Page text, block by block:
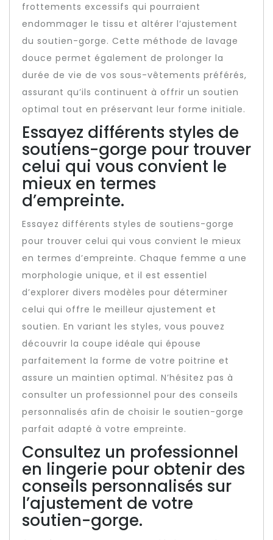
frottements excessifs qui pourraient
endommager le tissu et altérer l’ajustement
du soutien-gorge. Cette méthode de lavage
douce permet également de prolonger la
durée de vie de vos sous-vêtements préférés,
assurant qu’ils continuent à offrir un soutien
optimal tout en préservant leur forme initiale.
Essayez différents styles de
soutiens-gorge pour trouver
celui qui vous convient le
mieux en termes
d’empreinte.
Essayez différents styles de soutiens-gorge
pour trouver celui qui vous convient le mieux
en termes d’empreinte. Chaque femme a une
morphologie unique, et il est essentiel
d’explorer divers modèles pour déterminer
celui qui offre le meilleur ajustement et
soutien. En variant les styles, vous pouvez
découvrir la coupe idéale qui épouse
parfaitement la forme de votre poitrine et
assure un maintien optimal. N’hésitez pas à
consulter un professionnel pour des conseils
personnalisés afin de choisir le soutien-gorge
parfait adapté à votre empreinte.
Consultez un professionnel
en lingerie pour obtenir des
conseils personnalisés sur
l’ajustement de votre
soutien-gorge.